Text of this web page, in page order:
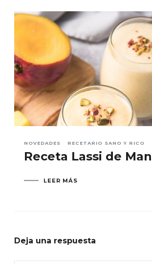
NOVEDADES RECETARIO SANO Y RICO
Receta Lassi de
LEER MÁS
Deja una respuesta